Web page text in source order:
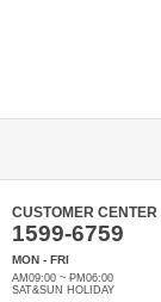
CUSTOMER CENTER
1599-6759
MON - FRI
AM09:00 ~ PM06:00
SAT&SUN HOLIDAY